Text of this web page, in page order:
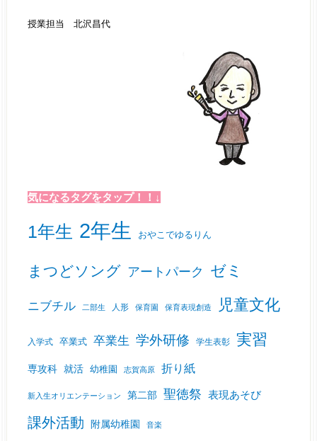
授業担当 北沢昌代
気になるタグをタップ！！↓
1年生 2年生 おやこでゆるりん
まつどソング アートパーク ゼミ
ニブチル 二部生 人形 保育園 保育表現創造 児童文化
入学式 卒業式 卒業生 学外研修 学生表彰 実習
専攻科 就活 幼稚園 志賀高原 折り紙
新入生オリエンテーション 第二部 聖徳祭 表現あそび
課外活動 附属幼稚園 音楽